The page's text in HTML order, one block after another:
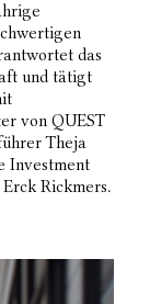
das
und tätigt
von QUEST
Theja
Investment
Rickmers.